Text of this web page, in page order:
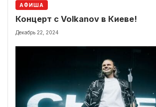
АФИША
Концерт с Volkanov в Киеве!
Декабрь 22, 2024